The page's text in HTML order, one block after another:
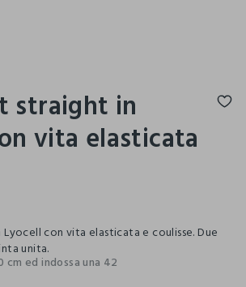
straight in
vita elasticata
con vita elasticata e coulisse. Due
unita.
cm ed indossa una 42